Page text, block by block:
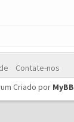
Contate-nos
Criado por MyBB